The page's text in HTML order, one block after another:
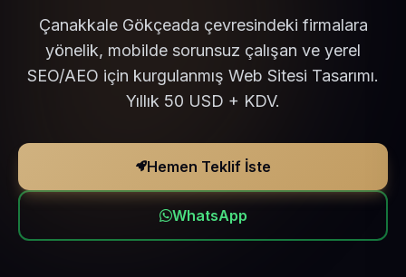
Çanakkale Gökçeada çevresindeki firmalara
yönelik, mobilde sorunsuz çalışan ve yerel
SEO/AEO için kurgulanmış Web Sitesi Tasarımı.
Yıllık 50 USD + KDV.
Hemen Teklif İste
WhatsApp